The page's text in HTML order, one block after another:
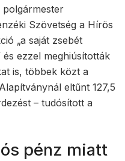
polgármester
Szövetség a Hírös
„a saját zsebét
ezzel meghiúsították
is, többek közt a
eltűnt 127,5
– tudósított a
pénz miatt